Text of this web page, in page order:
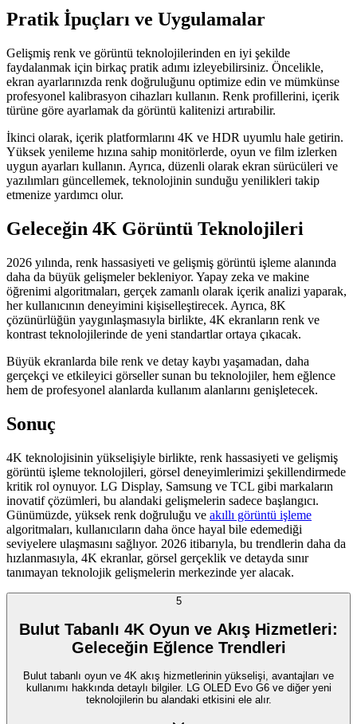
Pratik İpuçları ve Uygulamalar
Gelişmiş renk ve görüntü teknolojilerinden en iyi şekilde
faydalanmak için birkaç pratik adımı izleyebilirsiniz. Öncelikle,
ekran ayarlarınızda renk doğruluğunu optimize edin ve mümkünse
profesyonel kalibrasyon cihazları kullanın. Renk profillerini, içerik
türüne göre ayarlamak da görüntü kalitenizi artırabilir.
İkinci olarak, içerik platformlarını 4K ve HDR uyumlu hale getirin.
Yüksek yenileme hızına sahip monitörlerde, oyun ve film izlerken
uygun ayarları kullanın. Ayrıca, düzenli olarak ekran sürücüleri ve
yazılımları güncellemek, teknolojinin sunduğu yenilikleri takip
etmenize yardımcı olur.
Geleceğin 4K Görüntü Teknolojileri
2026 yılında, renk hassasiyeti ve gelişmiş görüntü işleme alanında
daha da büyük gelişmeler bekleniyor. Yapay zeka ve makine
öğrenimi algoritmaları, gerçek zamanlı olarak içerik analizi yaparak,
her kullanıcının deneyimini kişiselleştirecek. Ayrıca, 8K
çözünürlüğün yaygınlaşmasıyla birlikte, 4K ekranların renk ve
kontrast teknolojilerinde de yeni standartlar ortaya çıkacak.
Büyük ekranlarda bile renk ve detay kaybı yaşamadan, daha
gerçekçi ve etkileyici görseller sunan bu teknolojiler, hem eğlence
hem de profesyonel alanlarda kullanım alanlarını genişletecek.
Sonuç
4K teknolojisinin yükselişiyle birlikte, renk hassasiyeti ve gelişmiş
görüntü işleme teknolojileri, görsel deneyimlerimizi şekillendirmede
kritik rol oynuyor. LG Display, Samsung ve TCL gibi markaların
inovatif çözümleri, bu alandaki gelişmelerin sadece başlangıcı.
Günümüzde, yüksek renk doğruluğu ve akıllı görüntü işleme
algoritmaları, kullanıcıların daha önce hayal bile edemediği
seviyelere ulaşmasını sağlıyor. 2026 itibarıyla, bu trendlerin daha da
hızlanmasıyla, 4K ekranlar, görsel gerçeklik ve detayda sınır
tanımayan teknolojik gelişmelerin merkezinde yer alacak.
5
Bulut Tabanlı 4K Oyun ve Akış Hizmetleri:
Geleceğin Eğlence Trendleri
Bulut tabanlı oyun ve 4K akış hizmetlerinin yükselişi, avantajları ve
kullanımı hakkında detaylı bilgiler. LG OLED Evo G6 ve diğer yeni
teknolojilerin bu alandaki etkisini ele alır.